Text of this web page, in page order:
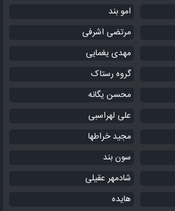
امو بند
مرتضی اشرفی
مهدی یغمایی
گروه رستاک
محسن یگانه
علی لهراسبی
مجید خراطها
سون بند
شادمهر عقیلی
هایده